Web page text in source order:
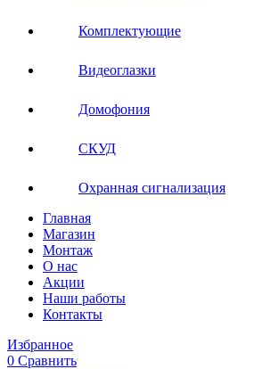
Комплектующие
Видеоглазки
Домофония
СКУД
Охранная сигнализация
Главная
Магазин
Монтаж
О нас
Акции
Наши работы
Контакты
Избранное
0 Сравнить